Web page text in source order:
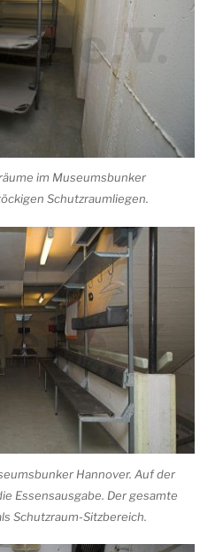
im Museumsbunker
Schutzraumliegen.
Hannover. Auf der
Essensausgabe. Der gesamte
Schutzraum-Sitzbereich.